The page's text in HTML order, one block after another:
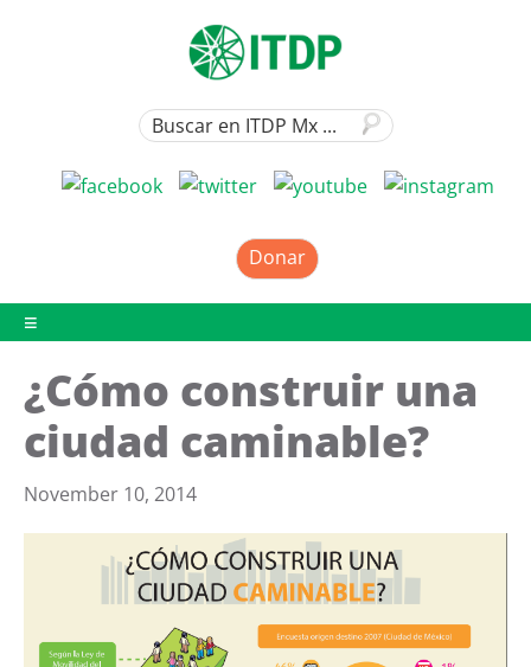
Donar
¿Cómo construir una
ciudad caminable?
November 10, 2014